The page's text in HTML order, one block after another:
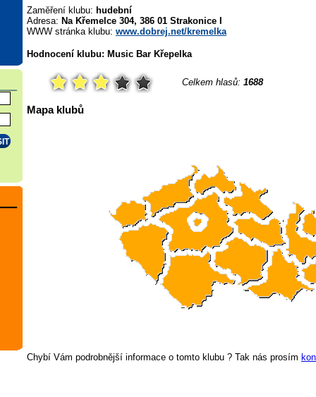
Zaměření klubu: hudební
Adresa: Na Křemelce 304, 386 01 Strakonice I
WWW stránka klubu: www.dobrej.net/kremelka
Hodnocení klubu: Music Bar Křepelka
Celkem hlasů: 1688
Mapa klubů
Chybí Vám podrobnější informace o tomto klubu ? Tak nás prosím